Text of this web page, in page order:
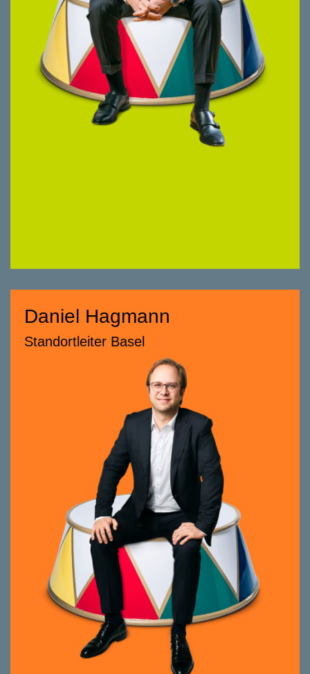
Projektentwicklung
Definition von Produkten
Standort- und Marktanalysen
Seit 2024 bei smeyers. Master of Science
Real Estate (Hochschule Luzern). Seit 2020
als Transaction Manager tätig.
Freundlich und professionell - das ist meine
Daniel Hagmann
Standortleiter Basel
Daniel Hagmann
daniel.hagmann@smeyers.ch
Beratungsschwerpunkte
Vermarktung von Wohn- und
Gewerbeimmobilien
Transaktionsmanagement und -
begleitung bei Kauf und Verkauf
Akquisition und Verkauf von
Anlageobjekten in den Bereichen
Wohnen, Gewerbe und Industrie
Projektentwicklung und
Bauherrenberatung
Akquisition von Immobilieninvestments
Seit 2025 bei smeyers. Master of Science
Real Estate (HWZ), Dipl. Bauprojekt- und
Immobilienmanagement HF. Lange Jahre der